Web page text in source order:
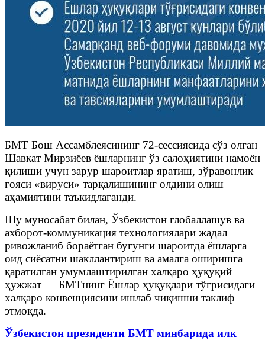
БМТ Бош Ассамблеясининг 72-сессиясида сўз олган
Шавкат Мирзиёев ёшларнинг ўз салоҳиятини намоён
қилиши учун зарур шароитлар яратиш, зўравонлик
ғояси «вируси» тарқалишининг олдини олиш
аҳамиятини таъкидлаганди.
Шу муносабат билан, Ўзбекистон глобаллашув ва
ахборот-коммуникация технологиялари жадал
ривожланиб бораётган бугунги шароитда ёшларга
оид сиёсатни шакллантириш ва амалга оширишга
қаратилган умумлаштирилган халқаро ҳуқуқий
ҳужжат — БМТнинг Ёшлар ҳуқуқлари тўғрисидаги
халқаро конвенциясини ишлаб чиқишни таклиф
этмоқда.
Ўзбекистон президенти БМТ минбарида илк